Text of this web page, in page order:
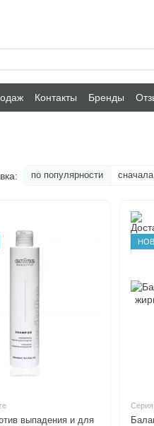
Контакты Бренды
по популярности
выпадения и для